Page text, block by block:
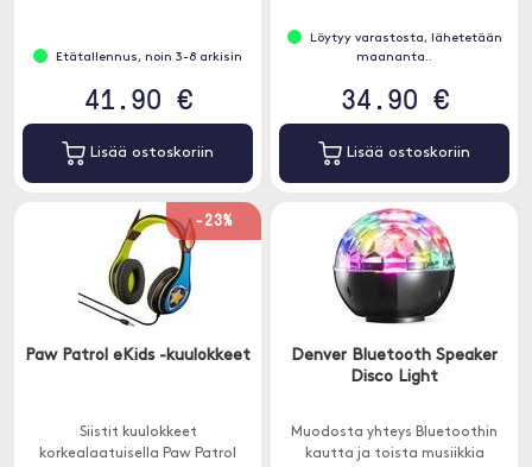
Etätallennus, noin 3-8 arkisin
41.90 €
Lisää ostoskoriin
Löytyy varastosta, lähetetään
maananta..
34.90 €
Lisää ostoskoriin
-23%
Paw Patrol eKids -kuulokkeet
Siistit kuulokkeet
korkealaatuisella Paw Patrol
Denver Bluetooth Speaker
Disco Light
Muodosta yhteys Bluetoothin
kautta ja toista musiikkia